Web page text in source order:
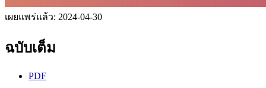
เผยแพร่แล้ว: 2024-04-30
ฉบับเต็ม
PDF